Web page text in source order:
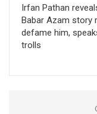
Irfan Pathan
Babar Azam story
defame him,
trolls